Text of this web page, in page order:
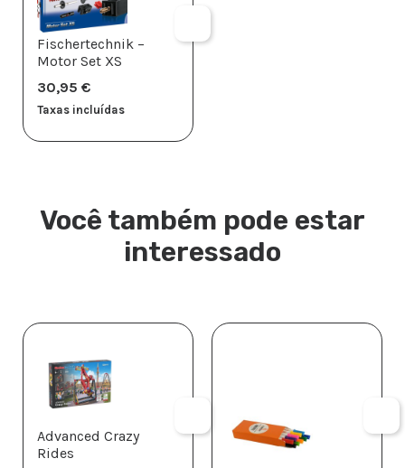
Fischertechnik –
Motor Set XS
30,95 €
Taxas incluídas
Você também pode estar
interessado
Advanced Crazy
Rides